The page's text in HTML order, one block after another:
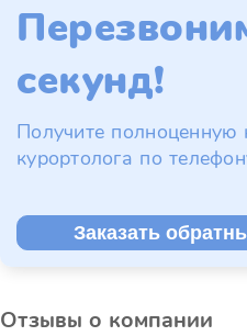
секунд!
Получите полноценную
курортолога по
Заказать
Отзывы о компании